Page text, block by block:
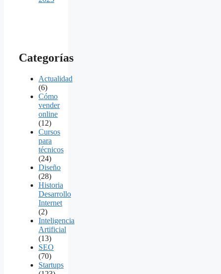
Categorías
Actualidad
(6)
Cómo
vender
online
(12)
Cursos
para
técnicos
(24)
Diseño
(28)
Historia
Desarrollo
Internet
(2)
Inteligencia
Artificial
(13)
SEO
(70)
Startups